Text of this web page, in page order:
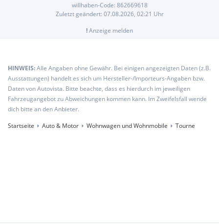
willhaben-Code: 862669618
Zuletzt geändert: 07.08.2026, 02:21 Uhr
!Anzeige melden
HINWEIS:Alle Angaben ohne Gewähr. Bei einigen angezeigten Daten (z.B.
Ausstattungen) handelt es sich um Hersteller-/Importeurs-Angaben bzw.
Daten von Autovista. Bitte beachte, dass es hierdurch im jeweiligen
Fahrzeugangebot zu Abweichungen kommen kann. Im Zweifelsfall wende
dich bitte an den Anbieter.
Startseite
Auto & Motor Wohnwagen und Wohnmobile Tourne